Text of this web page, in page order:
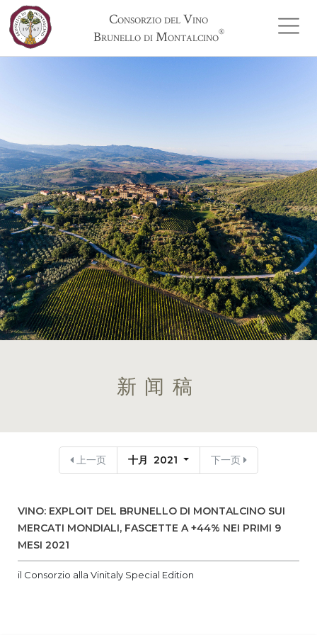
Consorzio del Vino
Brunello di Montalcino®
新闻稿
上一页 十月 2021 下一页
VINO: EXPLOIT DEL BRUNELLO DI MONTALCINO SUI
MERCATI MONDIALI, FASCETTE A +44% NEI PRIMI 9
MESI 2021
il Consorzio alla Vinitaly Special Edition